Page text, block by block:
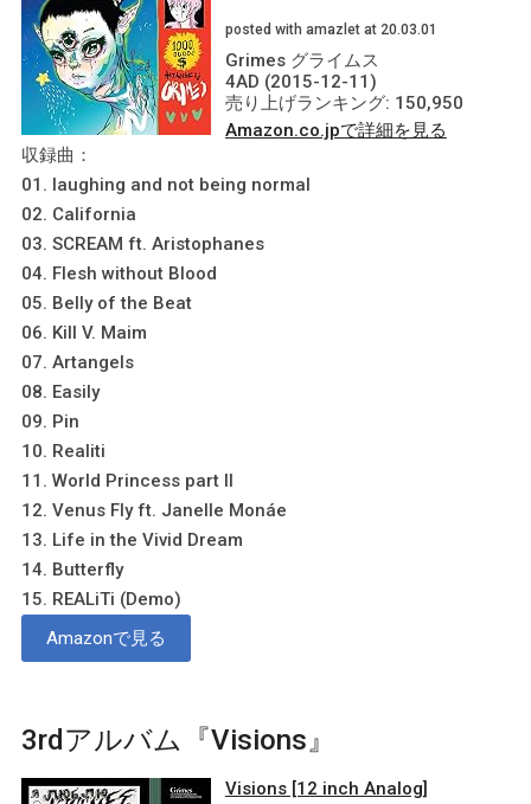
posted with amazlet at 20.03.01
Grimes グライムス
4AD (2015-12-11)
売り上げランキング: 150,950
Amazon.co.jpで詳細を見る
収録曲：
01. laughing and not being normal
02. California
03. SCREAM ft. Aristophanes
04. Flesh without Blood
05. Belly of the Beat
06. Kill V. Maim
07. Artangels
08. Easily
09. Pin
10. Realiti
11. World Princess part II
12. Venus Fly ft. Janelle Monáe
13. Life in the Vivid Dream
14. Butterfly
15. REALiTi (Demo)
Amazonで見る
3rdアルバム『Visions』
Visions [12 inch Analog]